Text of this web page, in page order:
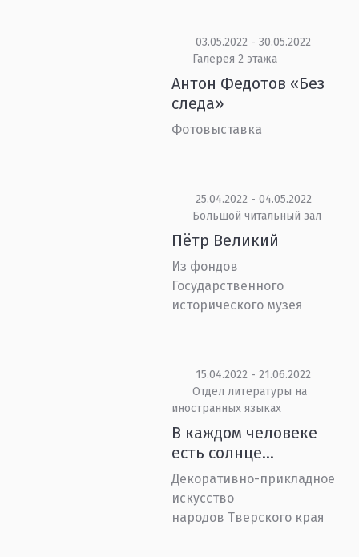
03.05.2022 - 30.05.2022
Галерея 2 этажа
Антон Федотов «Без
следа»
Фотовыставка
25.04.2022 - 04.05.2022
Большой читальный зал
Пётр Великий
Из фондов
Государственного
исторического музея
15.04.2022 - 21.06.2022
Отдел литературы на
иностранных языках
В каждом человеке
есть солнце…
Декоративно-прикладное
искусство
народов Тверского края